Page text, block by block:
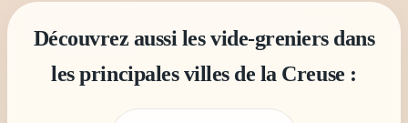
Découvrez aussi les vide-greniers dans
les principales villes de la Creuse :